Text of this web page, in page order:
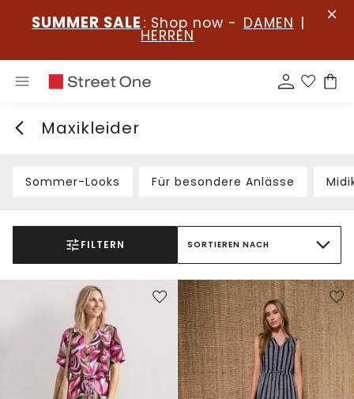
SUMMER SALE : Shop now - DAMEN |
HERREN
Maxikleider
Sommer-Looks Für besondere Anlässe
FILTERN SORTIEREN NACH